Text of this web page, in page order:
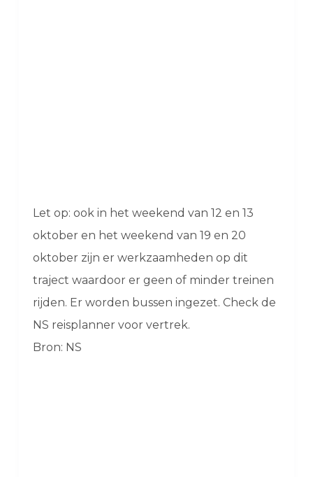
Let op: ook in het weekend van 12 en 13
oktober en het weekend van 19 en 20
oktober zijn er werkzaamheden op dit
traject waardoor er geen of minder treinen
rijden. Er worden bussen ingezet. Check de
NS reisplanner voor vertrek.
Bron: NS